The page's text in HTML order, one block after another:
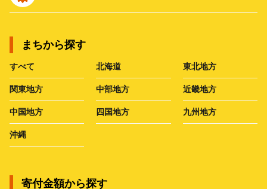
まちから探す
すべて 北海道 東北地方
関東地方 中部地方 近畿地方
中国地方 四国地方 九州地方
沖縄
寄付金額から探す